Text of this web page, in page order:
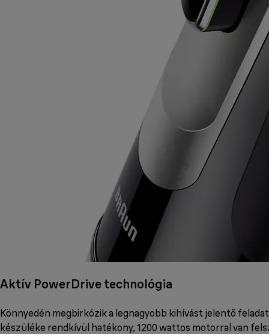
Aktív PowerDrive technológia
Könnyedén megbirkózik a legnagyobb kihívást jelentő
készüléke rendkívül hatékony, 1200 wattos motorral van